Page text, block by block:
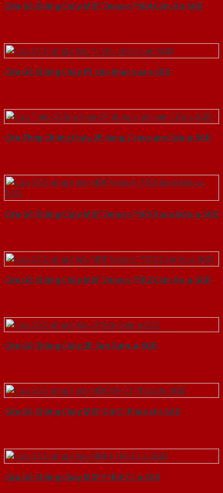
Cửa Gỗ Chống Cháy MDF Veneer P1R4 Căm Xe-SGD
Cửa Gỗ Chống Cháy P1 cho khach san-SGD
Cửa Thép Chống Cháy 2P dung 2 tay nam Cửa-a-SGD
Cửa Gỗ Chống Cháy MDF Veneer P1R5 Xoan Đào-a-SGD
Cửa Gỗ Chống Cháy MDF Veneer P1R2 Căm Xe-a-SGD
Cửa Gỗ Chống Cháy 2P Sơn Xám-a-SGD
Cửa Gỗ Chống Cháy MDF O4-C1 Phào chi-SGD
Cửa Gỗ Chống Cháy MDF P1R4-C1-a-SGD